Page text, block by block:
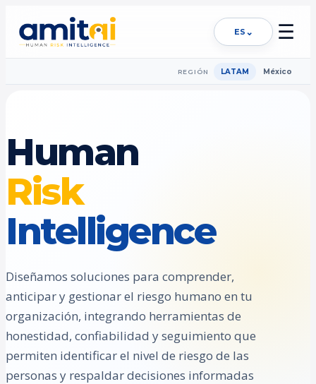
ES ⌄ ☰
REGIÓN LATAM México
Human
Risk
Intelligence
Diseñamos soluciones para comprender,
anticipar y gestionar el riesgo humano en tu
organización, integrando herramientas de
honestidad, confiabilidad y seguimiento que
permiten identificar el nivel de riesgo de las
personas y respaldar decisiones informadas